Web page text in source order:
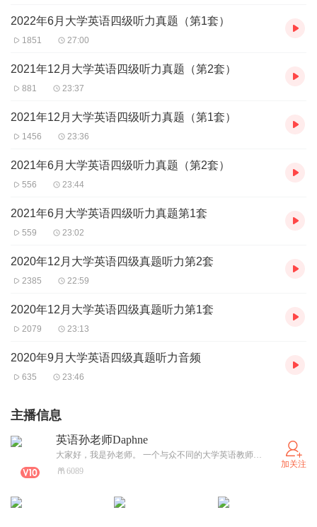
2022年6月大学英语四级听力真题（第1套）
1851 27:00
2021年12月大学英语四级听力真题（第2套）
881 23:37
2021年12月大学英语四级听力真题（第1套）
1456 23:36
2021年6月大学英语四级听力真题（第2套）
556 23:44
2021年6月大学英语四级听力真题第1套
559 23:02
2020年12月大学英语四级真题听力第2套
2385 22:59
2020年12月大学英语四级真题听力第1套
2079 23:13
2020年9月大学英语四级真题听力音频
635 23:46
主播信息
英语孙老师Daphne
大家好，我是孙老师。 一个与众不同的大学英语教师，热爱教学，精通学龄前、小学、初中、高中、大学和大学后等不同阶段的英语教学，永远在挑战自我，不断攀登教学新高峰。 学生们都喜欢叫我Daphne, 欢迎大家收听Daphne的英语课堂，咱们一起学习，共同进步！
6089
加关注